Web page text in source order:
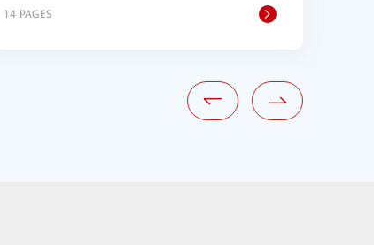
14 PAGES